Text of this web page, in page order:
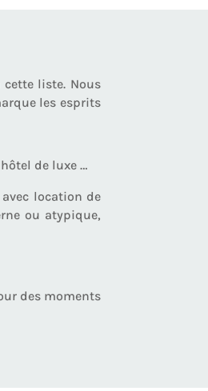
liste. Nous
les esprits
de luxe …
location de
ou atypique,
des moments